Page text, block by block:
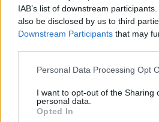
IAB’s list of downstream
also be disclosed by us to third
Downstream Participants that may
Personal Data Processing Opt
I want to opt-out of the Sharing
personal data.
Opted In
útépítéssel érintett
és a közterületeket is
füvesítésre,
is sor kerül az utcában.